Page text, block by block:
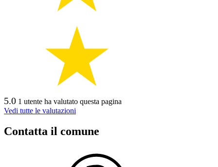
5.0 1 utente ha valutato questa pagina
Vedi tutte le valutazioni
Contatta il comune